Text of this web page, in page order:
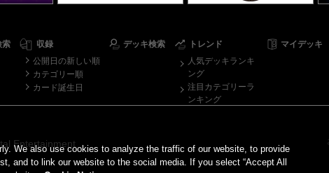
索
収録
公開日の新しい順
カテゴリー順
カード誕生日
デッキ検索
トレンド
人気デッキランキ
ング
注目カテゴリーラ
ンキング
マイデッキ
Entertainment
We also use cookies to analyze the traffic of our website, to provide
and to link our website to the social media. If you select “Accept All